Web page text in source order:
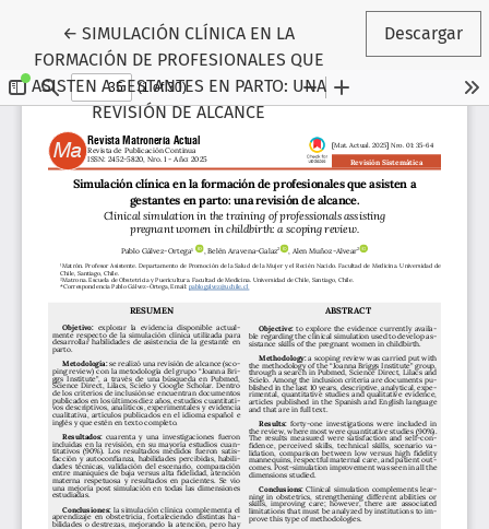
←Volver a los detalles del artículo
SIMULACIÓN CLÍNICA EN LA
FORMACIÓN DE PROFESIONALES QUE
ASISTEN A GESTANTES EN PARTO: UNA
REVISIÓN DE ALCANCE
Descargar